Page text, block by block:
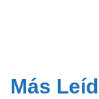
Más